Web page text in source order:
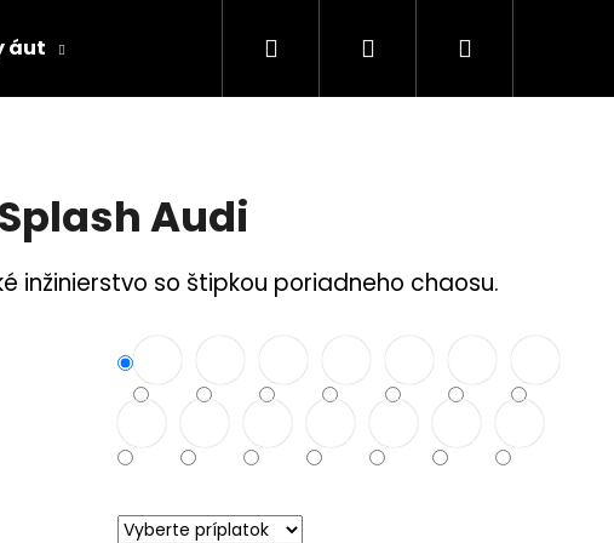
áut Rodina a bezpečnosť
Hľadať PrihlásenieNákupný
Audi
inžinierstvo so štipkou poriadneho chaosu.